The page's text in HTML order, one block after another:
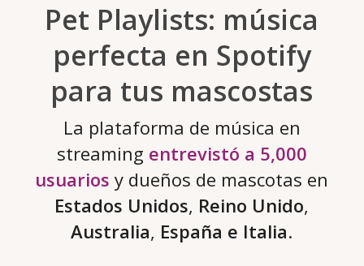
Pet Playlists: música
perfecta en Spotify
para tus mascostas
La plataforma de música en
streaming entrevistó a 5,000
usuariosy dueños de mascotas en
Estados Unidos, Reino Unido,
Australia, España e Italia.